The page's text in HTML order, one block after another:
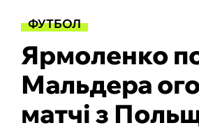
ФУТБОЛ
Ярмоленко
Мальдера
матчі з